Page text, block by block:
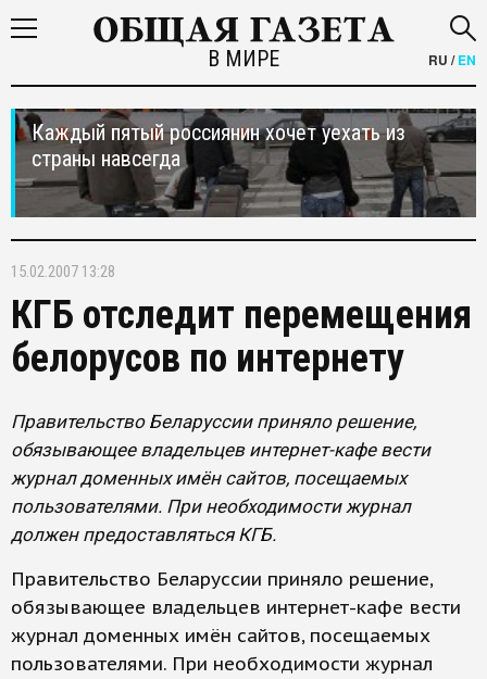
В МИРЕ RU /EN
Каждый пятый россиянин хочет уехать из
страны навсегда
15.02.2007 13:28
КГБ отследит перемещения
белорусов по интернету
Правительство Беларуссии приняло решение,
обязывающее владельцев интернет-кафе вести
журнал доменных имён сайтов, посещаемых
пользователями. При необходимости журнал
должен предоставляться КГБ.
Правительство Беларуссии приняло решение,
обязывающее владельцев интернет-кафе вести
журнал доменных имён сайтов, посещаемых
пользователями. При необходимости журнал